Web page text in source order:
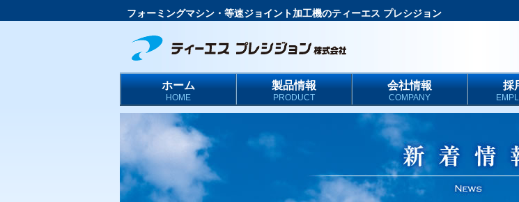
フォーミングマシン・等速ジョイント加工機のティーエス プレシジョン
ホーム
HOME
製品情報
PRODUCT
会社情報
COMPANY
採